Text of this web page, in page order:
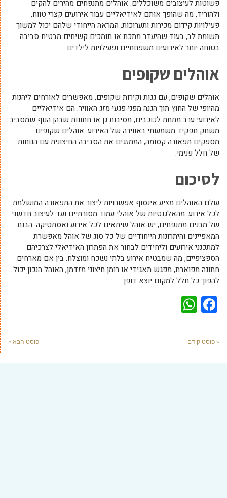
פשוטות לעיצובים משוכללים. אוהלים מתנפחים מהירים להקים
ולהוריד, מה שהופך אותם לאידיאליים עבור אירועים קצרי טווח,
פעילויות קידום מכירות ותערוכות. המראה הייחודי שלהם יכול למשוך
תשומת לב, בעוד שהיעדר מתכת או תומכים קשיחים מבטיח סביבה
בטוחה יותר לאירועים משפחתיים ופעילויות לילדים.
אוהלים שקופים
אוהלים שקופים, עם גגות וקירות שקופים, מאפשרים לאורחים ליהנות
מהיופי של החוץ תוך הגנה מפני פגעי מזג האוויר. הם אידיאליים
לאירועי ערב מתחת לכוכבים, מסיבות גן או חתונות שבהן הנוף שמסביב
משחק תפקיד משמעותי באווירה של האירוע. אוהלים שקופים
מספקים תפאורה קסומה, הממזגים את הסביבה החיצונית עם הנוחות
של חלל פנימי.
לסיכום
עולם האוהלים מציע אינסוף אפשרויות ליצור את התפאורה המושלמת
לכל אירוע. מהאלגנטיות של אוהלי עמוד מסורתיים ועד לעיצוב חדשני
של מבנים מתנפחים, יש אוהל שיתאים לכל אירוע ואסתטיקה. הבנת
המאפיינים והיתרונות הייחודיים של כל סוג של אוהל מאפשרת
למתכנני אירועים וליחידים לבחור את הפתרון האידיאלי לצרכיהם
הספציפיים, מה שמבטיח אירוע בלתי נשכח ומוצלח. בין אם מארחים
חתונה מפוארת, מפגש תאגידי או רומן חיצוני מזדמן, האוהל הנכון יכול
להפוך כל חלל למקום יוצא דופן.
Facebook
« פוסט קודם פוסט הבא »